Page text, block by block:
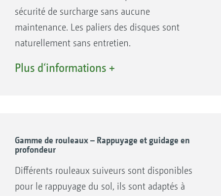
sécurité de surcharge sans aucune
maintenance. Les paliers des disques sont
naturellement sans entretien.
Plus d‘informations +
Gamme de rouleaux – Rappuyage et guidage en
profondeur
Différents rouleaux suiveurs sont disponibles
pour le rappuyage du sol, ils sont adaptés à